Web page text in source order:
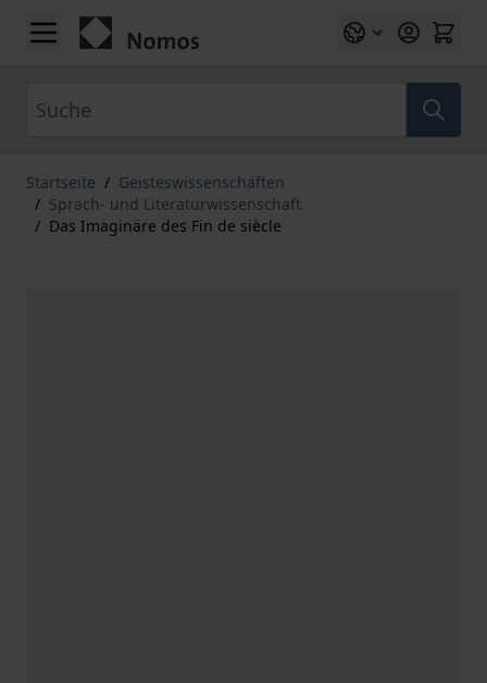
Zum Inhalt springen
Startseite / Geisteswissenschaften
/ Sprach- und Literaturwissenschaft
/ Das Imaginäre des Fin de siècle